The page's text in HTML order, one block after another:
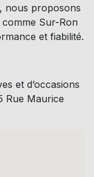
nous proposons
Sur-Ron
et fiabilité.
et d’occasions
Rue Maurice